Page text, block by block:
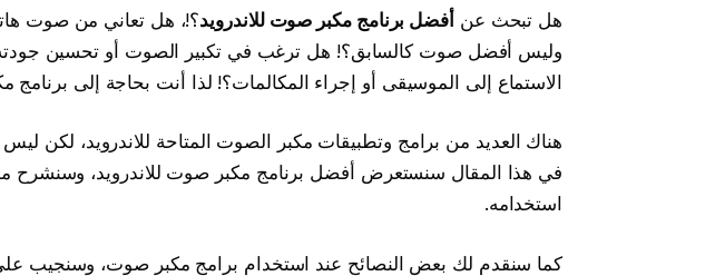
هل تبحث عنأفضل برنامج مكبر صوت للاندرويد؟!، هل تعاني من صوت
وليس أفضل صوت كالسابق؟! هل ترغب في تكبير الصوت أو تحسين جودته
الاستماع إلى الموسيقى أو إجراء المكالمات؟! لذا أنت بحاجة إلى برنامج
هناك العديد من برامج وتطبيقات مكبر الصوت المتاحة للاندرويد، لكن
في هذا المقال سنستعرض أفضل برنامج مكبر صوت للاندرويد، وسنشرح
استخدامه.
كما سنقدم لك بعض النصائح عند استخدام برامج مكبر صوت، وسنجيب